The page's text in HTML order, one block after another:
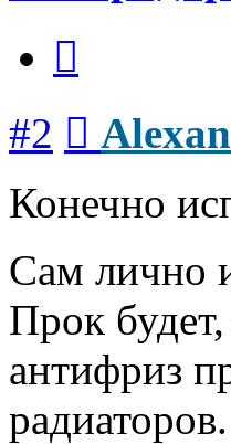
#2
Конечно
Сам лично
Прок
антифриз
радиаторов.